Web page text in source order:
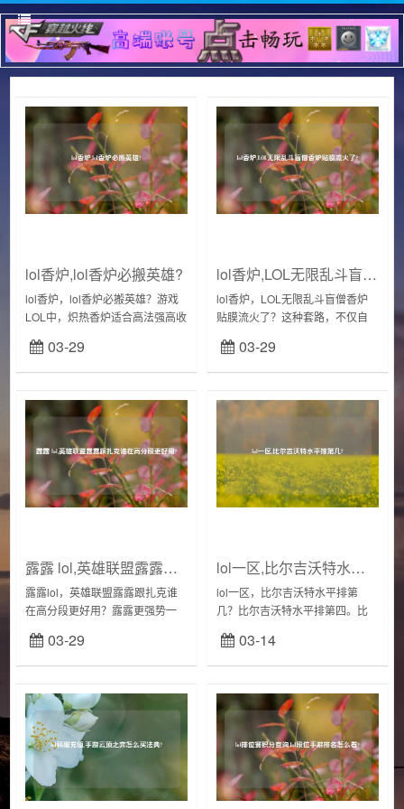
lol香炉,lol香炉必搬英雄?
lol香炉，lol香炉必搬英雄？游戏
LOL中，炽热香炉适合高法强高收
的炽热香炉改动不多，移除移速
但是补偿了英雄法力回复，适合
03-29
lol香炉,LOL无限乱斗盲僧香炉贴膜流火了?
lol香炉，LOL无限乱斗盲僧香炉
贴膜流火了？这种套路，不仅自
弄到分分钟自闭。伴随着春节的
到来，《英雄联盟》无限乱斗也
03-29
露露 lol,英雄联盟露露跟扎克谁在高分段更好用?
露露lol，英雄联盟露露跟扎克谁
在高分段更好用？露露更强势一
单，还可以打辅助。最重要的是
她可以给队友加盾，W是一个强力
03-29
lol一区,比尔吉沃特水平排第几?
lol一区，比尔吉沃特水平排第
几？比尔吉沃特水平排第四。比
因为是网通，所以基本是北方玩
家比较多，总体的玩家水平也在
03-14